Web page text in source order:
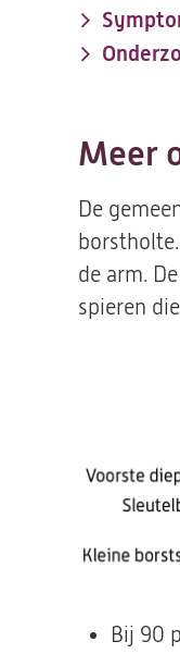
Meer
De
de arm.
spieren
Bij 90